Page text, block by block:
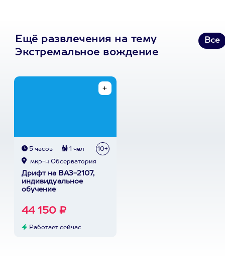
Ещё развлечения на тему
Экстремальное вождение
Все
5 часов 1 чел 10+
мкр-н Обсерватория
Дрифт на ВАЗ-2107,
индивидуальное
обучение
44 150 ₽
Работает сейчас